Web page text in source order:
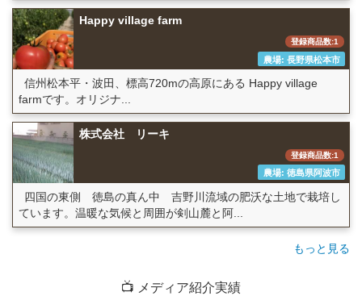
Happy village farm
登録商品数:1
農場: 長野県松本市
信州松本平・波田、標高720mの高原にある Happy village
farmです。オリジナ...
株式会社 リーキ
登録商品数:1
農場: 徳島県阿波市
四国の東側 徳島の真ん中 吉野川流域の肥沃な土地で栽培し
ています。温暖な気候と周囲が剣山麓と阿...
もっと見る
📺 メディア紹介実績